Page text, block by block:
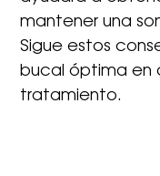
mantener una
Sigue estos
bucal óptima
tratamiento.